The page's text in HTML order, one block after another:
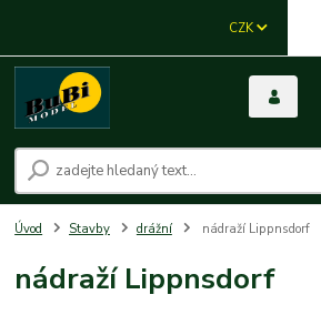
CZK
Úvod Stavby drážní nádraží Lippnsdorf
nádraží Lippnsdorf